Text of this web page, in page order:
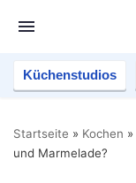
Küchenstudios
Startseite » Kochen »
und Marmelade?